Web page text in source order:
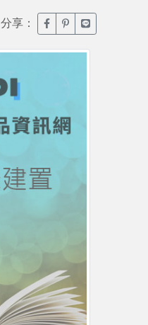
分享： 臉書分享(另開新視窗)
噗浪分享(另開新
Line分享(另